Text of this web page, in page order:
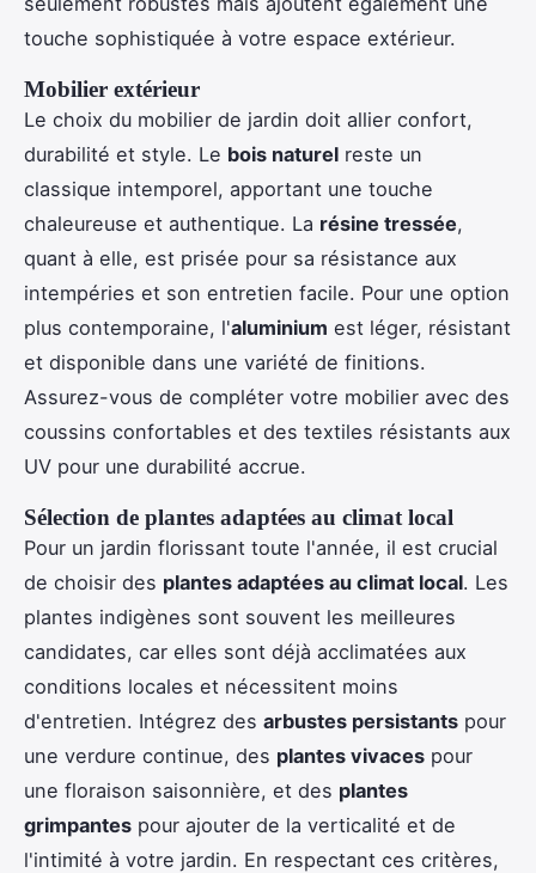
touche sophistiquée à votre espace extérieur.
Mobilier extérieur
Le choix du mobilier de jardin doit allier confort,
durabilité et style. Le bois naturel reste un
classique intemporel, apportant une touche
chaleureuse et authentique. La résine tressée,
quant à elle, est prisée pour sa résistance aux
intempéries et son entretien facile. Pour une option
plus contemporaine, l'aluminium est léger, résistant
et disponible dans une variété de finitions.
Assurez-vous de compléter votre mobilier avec des
coussins confortables et des textiles résistants aux
UV pour une durabilité accrue.
Sélection de plantes adaptées au climat local
Pour un jardin florissant toute l'année, il est crucial
de choisir des plantes adaptées au climat local. Les
plantes indigènes sont souvent les meilleures
candidates, car elles sont déjà acclimatées aux
conditions locales et nécessitent moins
d'entretien. Intégrez des arbustes persistants pour
une verdure continue, des plantes vivaces pour
une floraison saisonnière, et des plantes
grimpantes pour ajouter de la verticalité et de
l'intimité à votre jardin. En respectant ces critères,